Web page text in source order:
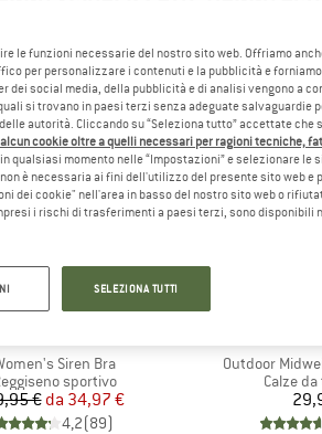
Siren Bra
di prodotti
sportivo
Prezzo
€ Prezzo ridotto
da 34,97 €
4,2(89)
Articolo
Outdoor
Gruppo
Calze
le funzioni necessarie del nostro sito web. Offriamo
per personalizzare i contenuti e la pubblicità e
dei social media, della pubblicità e di analisi vengono a
si trovano in paesi terzi senza adeguate salvaguardie
autorità. Cliccando su “Seleziona tutto” accettate che
cookie oltre a quelli necessari per ragioni tecniche,
qualsiasi momento nelle “Impostazioni” e selezionare le
è necessaria ai fini dell'utilizzo del presente sito web e
dei cookie" nell'area in basso del nostro sito web o
i rischi di trasferimenti a paesi terzi, sono disponibili
SELEZIONA TUTTI